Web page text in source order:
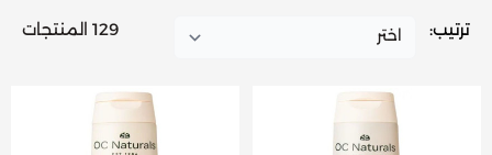
ترتيب: 129 المنتجات